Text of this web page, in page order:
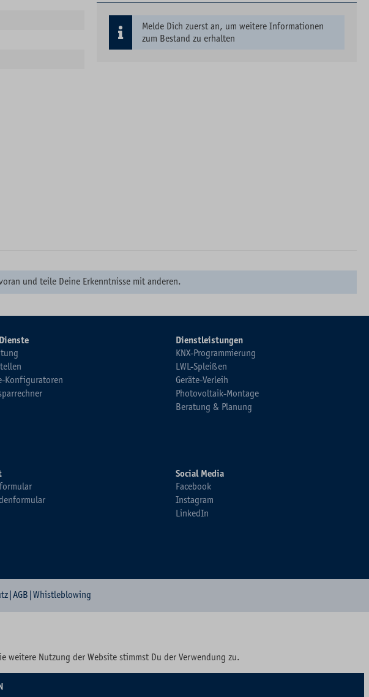
Melde Dich zuerst an, um weitere Informationen
zum Bestand zu erhalten
und teile Deine Erkenntnisse mit anderen.
Konfiguratoren
Dienstleistungen
KNX-Programmierung
LWL-Spleißen
Geräte-Verleih
Photovoltaik-Montage
Beratung & Planung
Social Media
Facebook
Instagram
LinkedIn
AGB Whistleblowing
weitere Nutzung der Website stimmst Du der Verwendung zu.